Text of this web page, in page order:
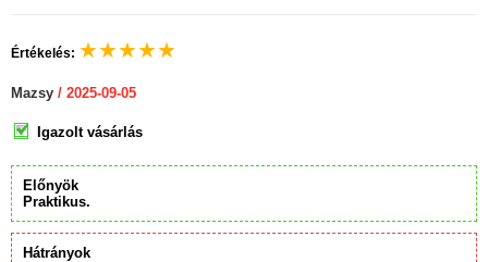
Értékelés: ★★★★★
Mazsy / 2025-09-05
Igazolt vásárlás
Előnyök
Praktikus.
Hátrányok